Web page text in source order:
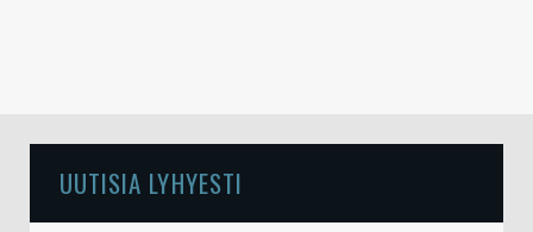
UUTISIA LYHYESTI